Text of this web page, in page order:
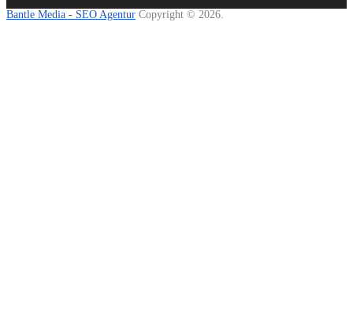
Bantle Media - SEO Agentur Copyright © 2026.